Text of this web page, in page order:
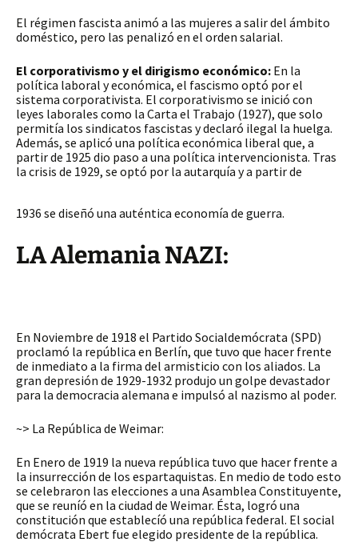
El régimen fascista animó a las mujeres a salir del ámbito
doméstico, pero las penalizó en el orden salarial.
El corporativismo y el dirigismo económico: En la
política laboral y económica, el fascismo optó por el
sistema corporativista. El corporativismo se inició con
leyes laborales como la Carta el Trabajo (1927), que solo
permitía los sindicatos fascistas y declaró ilegal la huelga.
Además, se aplicó una política económica liberal que, a
partir de 1925 dio paso a una política intervencionista. Tras
la crisis de 1929, se optó por la autarquía y a partir de
1936 se diseñó una auténtica economía de guerra.
LA Alemania NAZI:
En Noviembre de 1918 el Partido Socialdemócrata (SPD)
proclamó la república en Berlín, que tuvo que hacer frente
de inmediato a la firma del armisticio con los aliados. La
gran depresión de 1929-1932 produjo un golpe devastador
para la democracia alemana e impulsó al nazismo al poder.
~> La República de Weimar:
En Enero de 1919 la nueva república tuvo que hacer frente a
la insurrección de los espartaquistas. En medio de todo esto
se celebraron las elecciones a una Asamblea Constituyente,
que se reuníó en la ciudad de Weimar. Ésta, logró una
constitución que establecíó una república federal. El social
demócrata Ebert fue elegido presidente de la república.